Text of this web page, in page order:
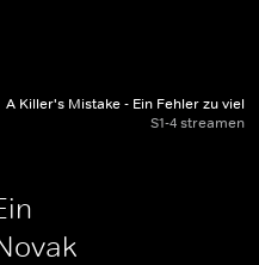
A Killer's Mistake - Ein Fehler zu viel
S1-4 streamen